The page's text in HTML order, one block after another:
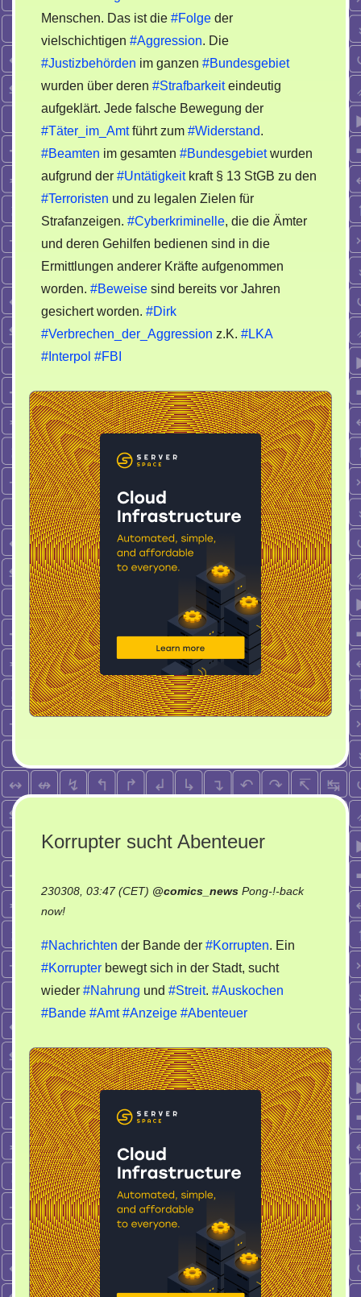
Menschen. Das ist die #Folge der
vielschichtigen #Aggression. Die
#Justizbehörden im ganzen #Bundesgebiet
wurden über deren #Strafbarkeiteindeutig
aufgeklärt. Jede falsche Bewegung der
#Täter_im_Amtführt zum #Widerstand.
#Beamten im gesamten #Bundesgebietwurden
aufgrund der #Untätigkeitkraft § 13 StGB zu den
#Terroristen und zu legalen Zielen für
Strafanzeigen. #Cyberkriminelle, die die Ämter
und deren Gehilfen bedienen sind in die
Ermittlungen anderer Kräfte aufgenommen
worden. #Beweise sind bereits vor Jahren
gesichert worden. #Dirk
#Verbrechen_der_Aggression z.K. #LKA
#Interpol #FBI
Korrupter sucht Abenteuer
230308, 03:47 (CET) @comics_news Pong-!-back
now!on
sucht
Abenteuer
#Nachrichten der Bande der #Korrupten. Ein
#Korrupter bewegt sich in der Stadt, sucht
wieder #Nahrung und #Streit. #Auskochen
#Bande #Amt #Anzeige #Abenteuer